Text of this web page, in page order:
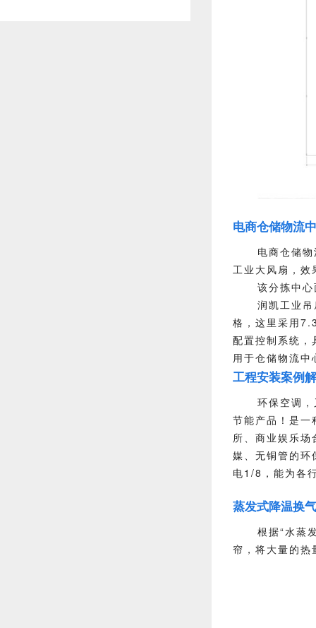
电商仓储物流
电商仓储
工业大风扇，
该分拣中
润凯工业
格，这里采用
配置控制系统，
用于仓储物流
工程安装案例
环保空调
节能产品！是一
所、商业娱乐
媒、无铜管的
电1/8，能为各
蒸发式降温换
根据“水蒸
帘，将大量的热